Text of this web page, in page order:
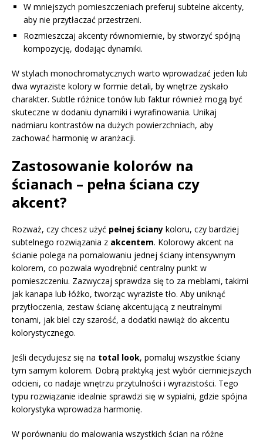
W mniejszych pomieszczeniach preferuj subtelne akcenty,
aby nie przytłaczać przestrzeni.
Rozmieszczaj akcenty równomiernie, by stworzyć spójną
kompozycję, dodając dynamiki.
W stylach monochromatycznych warto wprowadzać jeden lub
dwa wyraziste kolory w formie detali, by wnętrze zyskało
charakter. Subtle różnice tonów lub faktur również mogą być
skuteczne w dodaniu dynamiki i wyrafinowania. Unikaj
nadmiaru kontrastów na dużych powierzchniach, aby
zachować harmonię w aranżacji.
Zastosowanie kolorów na
ścianach – pełna ściana czy
akcent?
Rozważ, czy chcesz użyć pełnej ściany koloru, czy bardziej
subtelnego rozwiązania z akcentem. Kolorowy akcent na
ścianie polega na pomalowaniu jednej ściany intensywnym
kolorem, co pozwala wyodrębnić centralny punkt w
pomieszczeniu. Zazwyczaj sprawdza się to za meblami, takimi
jak kanapa lub łóżko, tworząc wyraziste tło. Aby uniknąć
przytłoczenia, zestaw ścianę akcentującą z neutralnymi
tonami, jak biel czy szarość, a dodatki nawiąż do akcentu
kolorystycznego.
Jeśli decydujesz się na total look, pomaluj wszystkie ściany
tym samym kolorem. Dobrą praktyką jest wybór ciemniejszych
odcieni, co nadaje wnętrzu przytulności i wyrazistości. Tego
typu rozwiązanie idealnie sprawdzi się w sypialni, gdzie spójna
kolorystyka wprowadza harmonię.
W porównaniu do malowania wszystkich ścian na różne